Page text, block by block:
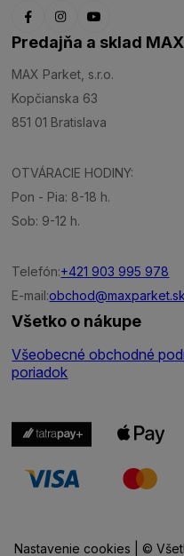
Predajňa a sklad
MAX Parket, s.r.o.
Kopčianska 63
851 01 Bratislava
OTVÁRACIE HODINY:
Pon - Pia: 8-18 h.
Sob: 9-12 h.
Telefón:+421 903 995 978
E-mail:obchod@maxparket.sk
Všetko o nákupe
Všeobecné obchodné
poriadok
Nastavenie cookies | ©